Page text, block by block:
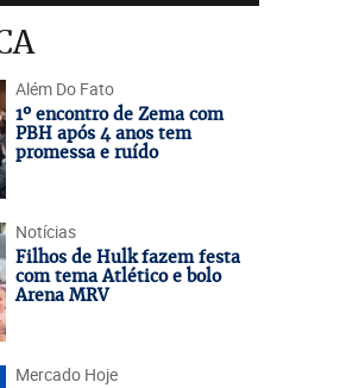
Além Do Fato
1º encontro de Zema com
PBH após 4 anos tem
promessa e ruído
Notícias
Filhos de Hulk fazem festa
com tema Atlético e bolo
Arena MRV
Mercado Hoje